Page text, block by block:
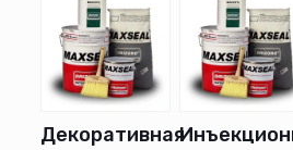
Декоративная